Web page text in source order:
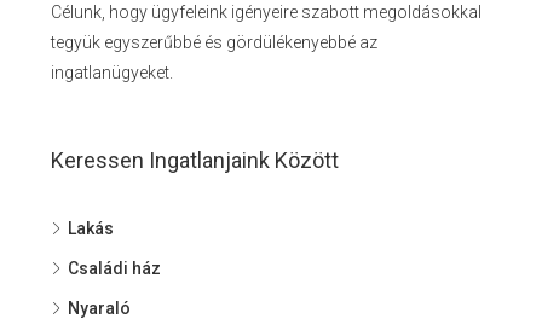
Célunk, hogy ügyfeleink igényeire szabott megoldásokkal
tegyük egyszerűbbé és gördülékenyebbé az
ingatlanügyeket.
Keressen Ingatlanjaink Között
Lakás
Családi ház
Nyaraló